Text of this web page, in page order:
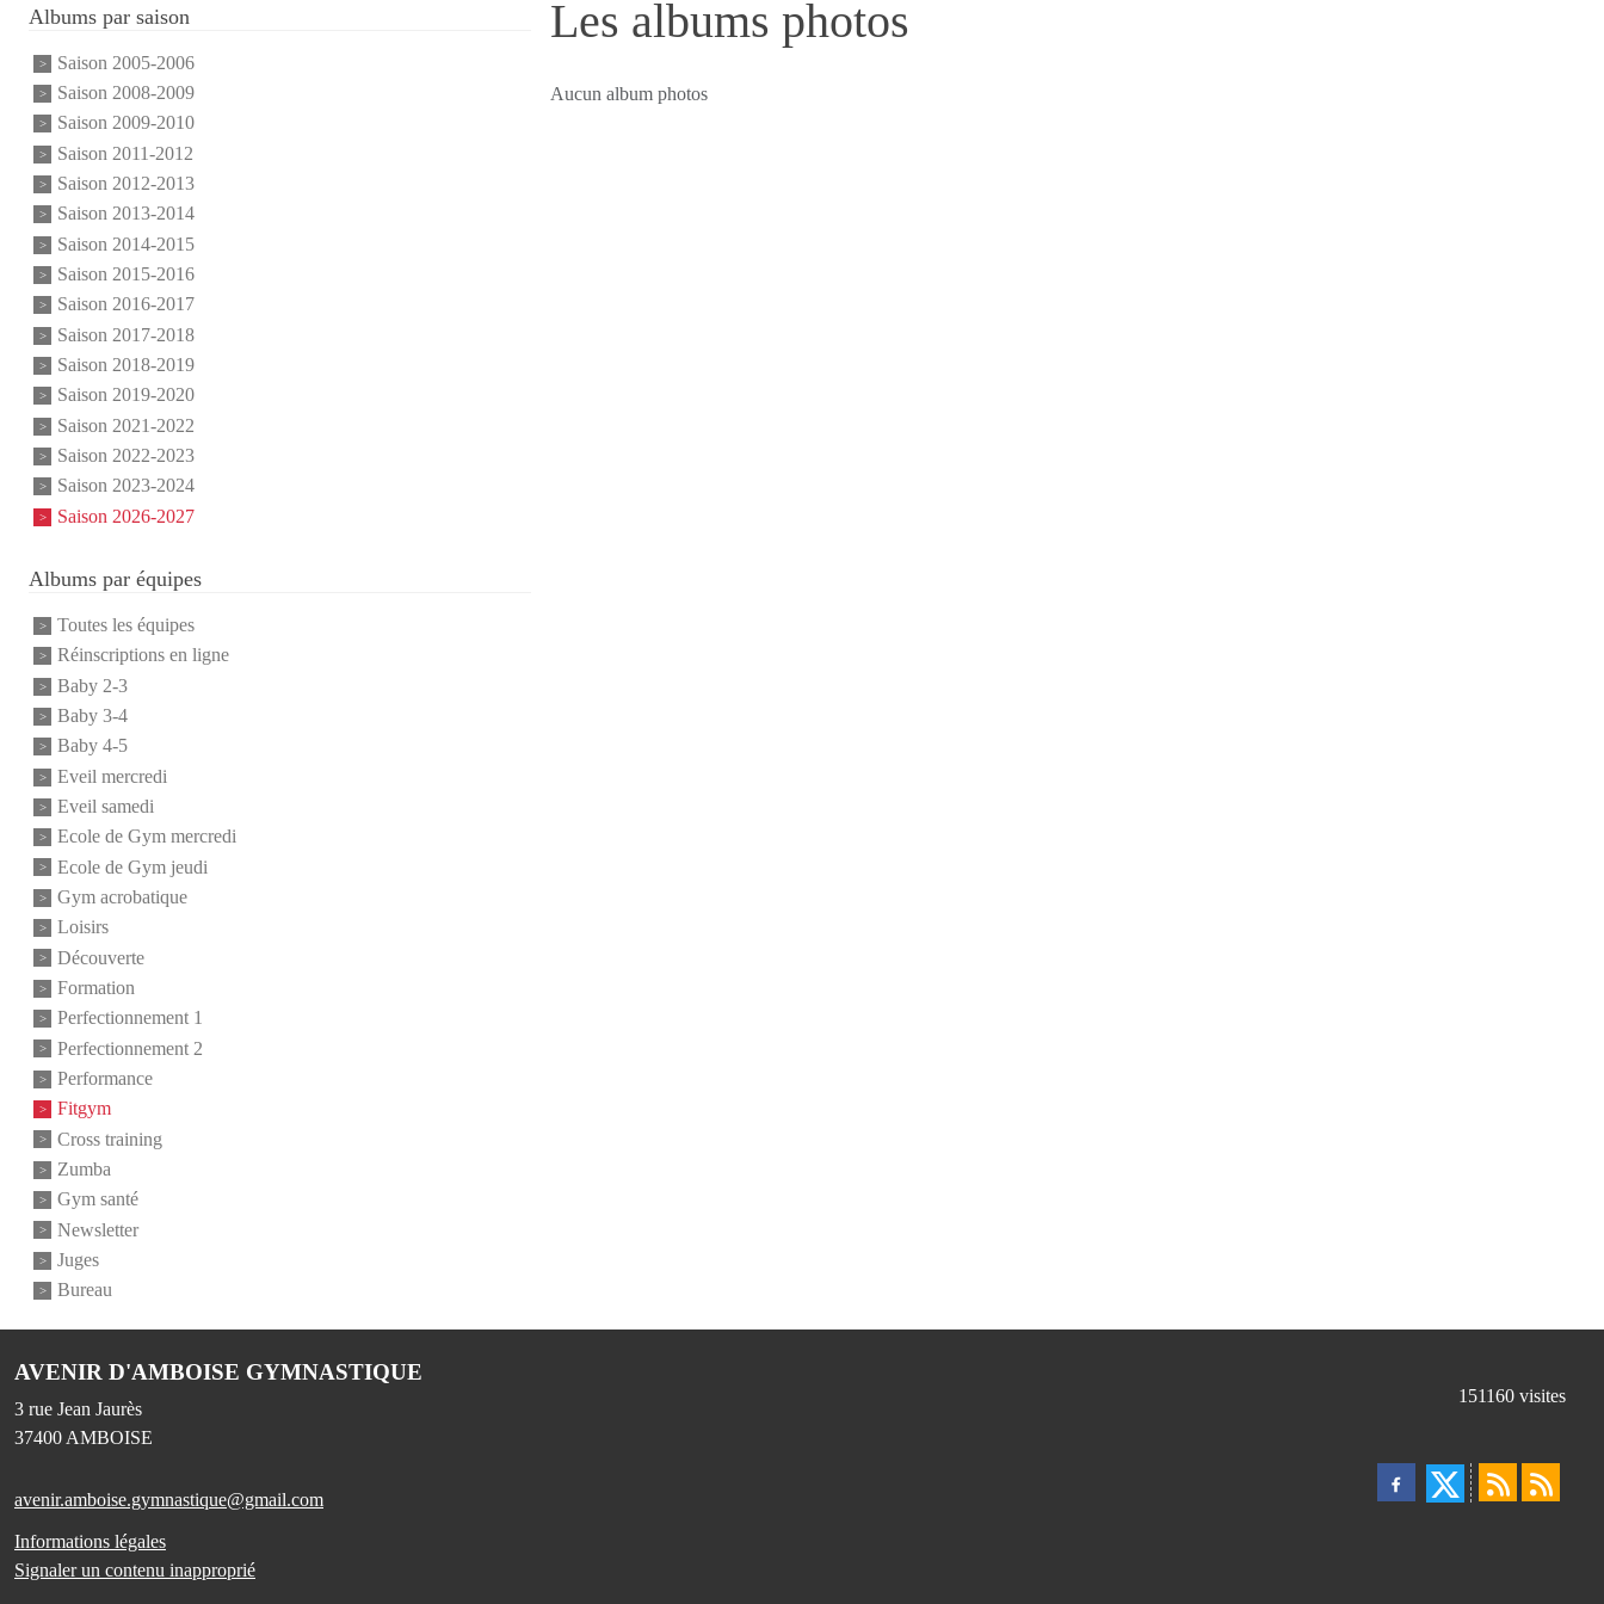
Les albums photos
Aucun album photos
Albums par saison
Saison 2005-2006
Saison 2008-2009
Saison 2009-2010
Saison 2011-2012
Saison 2012-2013
Saison 2013-2014
Saison 2014-2015
Saison 2015-2016
Saison 2016-2017
Saison 2017-2018
Saison 2018-2019
Saison 2019-2020
Saison 2021-2022
Saison 2022-2023
Saison 2023-2024
Saison 2026-2027
Albums par équipes
Toutes les équipes
Réinscriptions en ligne
Baby 2-3
Baby 3-4
Baby 4-5
Eveil mercredi
Eveil samedi
Ecole de Gym mercredi
Ecole de Gym jeudi
Gym acrobatique
Loisirs
Découverte
Formation
Perfectionnement 1
Perfectionnement 2
Performance
Fitgym
Cross training
Zumba
Gym santé
Newsletter
Juges
Bureau
AVENIR D'AMBOISE GYMNASTIQUE
3 rue Jean Jaurès
37400 AMBOISE
avenir.amboise.gymnastique@gmail.com
Informations légales
Signaler un contenu inapproprié
151160 visites